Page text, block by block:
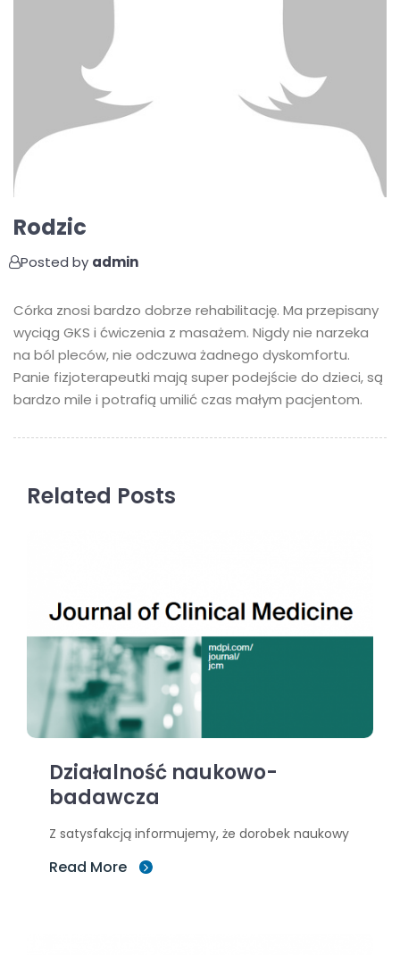
Rodzic
Posted by admin
Córka znosi bardzo dobrze rehabilitację. Ma przepisany
wyciąg GKS i ćwiczenia z masażem. Nigdy nie narzeka
na ból pleców, nie odczuwa żadnego dyskomfortu.
Panie fizjoterapeutki mają super podejście do dzieci, są
bardzo mile i potrafią umilić czas małym pacjentom.
Related Posts
Działalność naukowo-
badawcza
Z satysfakcją informujemy, że dorobek naukowy
Read More